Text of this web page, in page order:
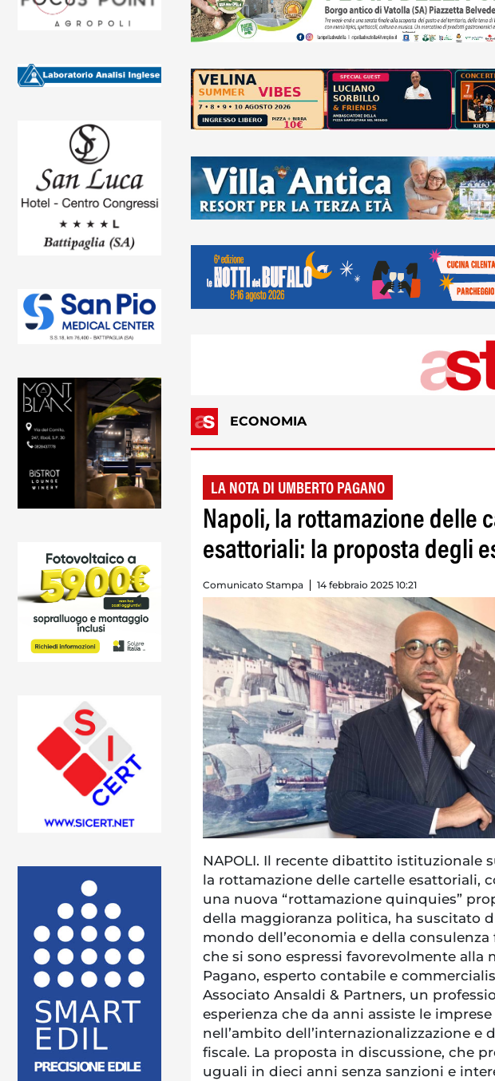
ECONOMIA
LA NOTA DI UMBERTO PAGANO
Napoli, la rottamazione delle
esattoriali: la proposta degli
Comunicato Stampa 14 febbraio 2025 10:21
NAPOLI. Il recente dibattito istituzionale
la rottamazione delle cartelle esattoriali,
una nuova “rottamazione quinquies”
della maggioranza politica, ha suscitato
mondo dell’economia e della consulenza
che si sono espressi favorevolmente alla
Pagano, esperto contabile e
Associato Ansaldi & Partners, un
esperienza che da anni assiste le
nell’ambito dell’internazionalizzazione e
fiscale. La proposta in discussione, che
uguali in dieci anni senza sanzioni e